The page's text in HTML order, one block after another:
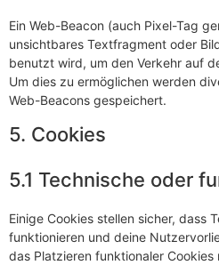
Ein Web-Beacon (auch Pixel-Tag
unsichtbares Textfragment oder
benutzt wird, um den Verkehr auf
Um dies zu ermöglichen werden
Web-Beacons gespeichert.
5. Cookies
5.1 Technische oder
Einige Cookies stellen sicher, dass
funktionieren und deine
das Platzieren funktionaler